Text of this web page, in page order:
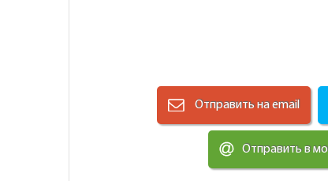
Отправить на email
Отправить в